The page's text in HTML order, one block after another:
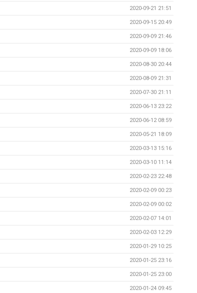
2020-09-21 21:51
2020-09-15 20:49
2020-09-09 21:46
2020-09-09 18:06
2020-08-30 20:44
2020-08-09 21:31
2020-07-30 21:11
2020-06-13 23:22
2020-06-12 08:59
2020-05-21 18:09
2020-03-13 15:16
2020-03-10 11:14
2020-02-23 22:48
2020-02-09 00:23
2020-02-09 00:02
2020-02-07 14:01
2020-02-03 12:29
2020-01-29 10:25
2020-01-25 23:16
2020-01-25 23:00
2020-01-24 09:45